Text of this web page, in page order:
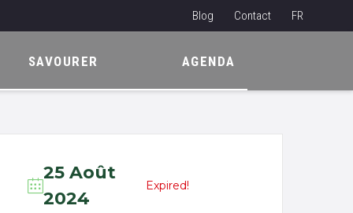
SAVOURER AGENDA
Blog Contact FR
25 Août
2024
Expired!